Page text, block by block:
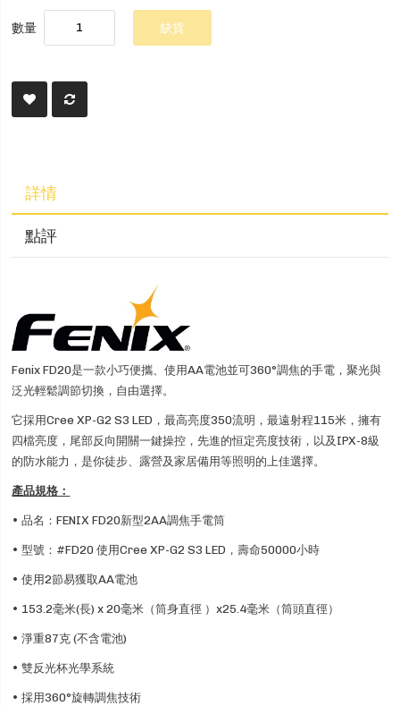
數量 缺貨
詳情
點評
Fenix FD20是一款小巧便攜、使用AA電池並可360°調焦的手電，聚光與
泛光輕鬆調節切換，自由選擇。
它採用Cree XP-G2 S3 LED，最高亮度350流明，最遠射程115米，擁有
四檔亮度，尾部反向開關一鍵操控，先進的恒定亮度技術，以及IPX-8級
的防水能力，是你徒步、露營及家居備用等照明的上佳選擇。
產品規格：
• 品名：FENIX FD20新型2AA調焦手電筒
• 型號：#FD20 使用Cree XP-G2 S3 LED，壽命50000小時
• 使用2節易獲取AA電池
• 153.2毫米(長) x 20毫米（筒身直徑 ）x25.4毫米（筒頭直徑）
• 淨重87克 (不含電池)
• 雙反光杯光學系統
• 採用360°旋轉調焦技術